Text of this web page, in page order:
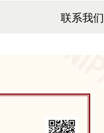
联系我们